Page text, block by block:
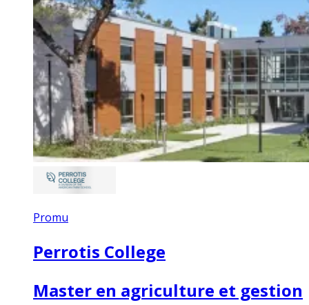
Promu
Perrotis College
Master en agriculture et gestion